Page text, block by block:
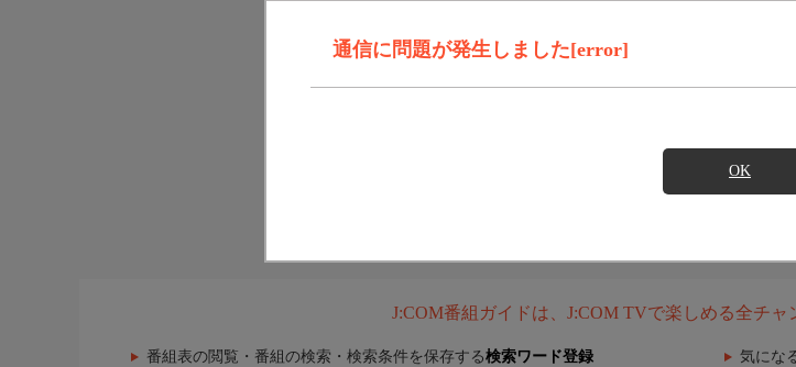
通信に問題が発生しました[error]
OK
J:COM番組ガイドは、J:COM TVで楽しめる全チャ
番組表の閲覧・番組の検索・検索条件を保存する検索ワード登録 気にな